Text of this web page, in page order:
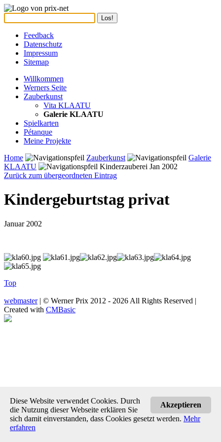
Feedback
Datenschutz
Impressum
Sitemap
Willkommen
Werners Seite
Zauberkunst
Vita KLAATU
Galerie KLAATU
Spielkarten
Pétanque
Meine Projekte
Home
Zauberkunst
Galerie
KLAATU
Kinderzauberei Jan 2002
Zurück zum übergeordneten Eintrag
Kindergeburtstag privat
Januar 2002
Top
webmaster| © Werner Prix 2012 - 2026 All Rights Reserved |
Created with CMBasic
Akzeptieren
Diese Website verwendet Cookies. Durch
die Nutzung dieser Webseite erklären Sie
sich damit einverstanden, dass Cookies gesetzt werden. Mehr
erfahren